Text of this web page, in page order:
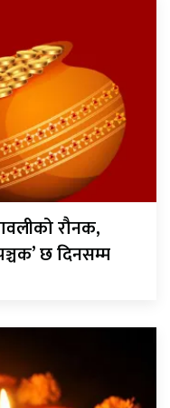
रौनक,
छ दिनसम्म